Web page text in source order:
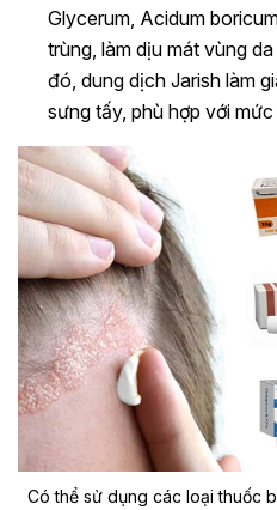
Glycerum, Acidum
trùng, làm dịu mát vùng
đó, dung dịch Jarish làm
sưng tấy, phù hợp với
Có thể sử dụng các loại thuốc